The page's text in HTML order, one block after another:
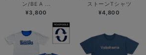
ン/BE A ...
¥3,800
ストーンTシャツ
¥4,800